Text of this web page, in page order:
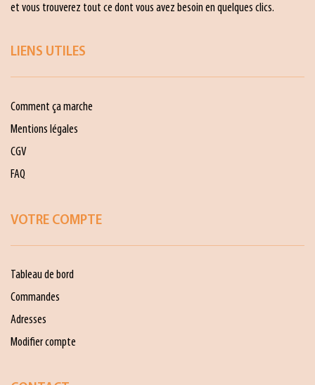
et vous trouverez tout ce dont vous avez besoin en quelques clics.
LIENS UTILES
Comment ça marche
Mentions légales
CGV
FAQ
VOTRE COMPTE
Tableau de bord
Commandes
Adresses
Modifier compte